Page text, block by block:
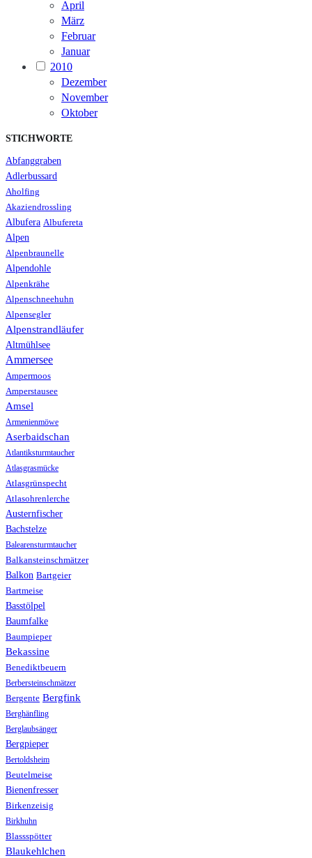
April
März
Februar
Januar
2010
Dezember
November
Oktober
STICHWORTE
Abfanggraben
Adlerbussard
Aholfing
Akaziendrossling
Albufera Albufereta
Alpen
Alpenbraunelle
Alpendohle
Alpenkrähe
Alpenschneehuhn
Alpensegler
Alpenstrandläufer
Altmühlsee
Ammersee
Ampermoos
Amperstausee
Amsel
Armenienmöwe
Aserbaidschan
Atlantiksturmtaucher
Atlasgrasmücke
Atlasgrünspecht
Atlasohrenlerche
Austernfischer
Bachstelze
Balearensturmtaucher
Balkansteinschmätzer
Balkon Bartgeier
Bartmeise
Basstölpel
Baumfalke
Baumpieper
Bekassine
Benediktbeuern
Berbersteinschmätzer
Bergente Bergfink
Berghänfling
Berglaubsänger
Bergpieper
Bertoldsheim
Beutelmeise
Bienenfresser
Birkenzeisig
Birkhuhn
Blassspötter
Blaukehlchen